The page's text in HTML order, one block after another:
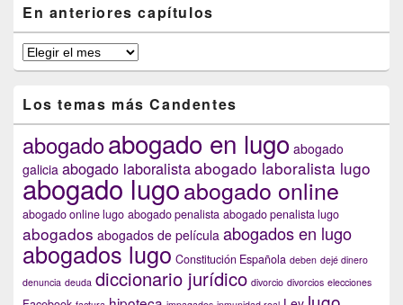
En anteriores capítulos
En
anteriores
Los temas más Candentes
abogadoabogado en lugo abogado
galicia abogado laboralistaabogado laboralista lugo
abogado lugoabogado online
abogado online lugo abogado penalista abogado penalista lugo
abogados abogados de película abogados en lugo
abogados lugo Constitución Española deben dejé dinero
denuncia deuda diccionario jurídico divorcio divorcios elecciones